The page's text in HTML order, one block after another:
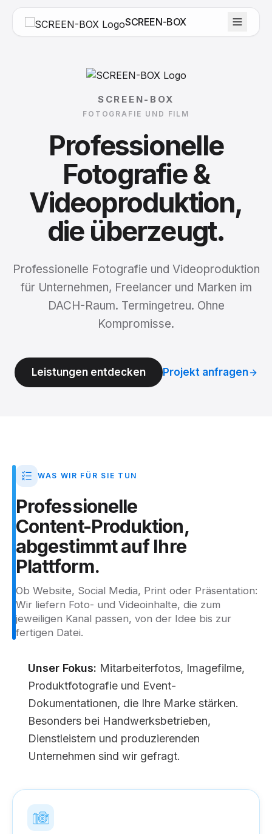
SCREEN-BOX
SCREEN-BOX
FOTOGRAFIE UND FILM
Professionelle
Fotografie &
Videoproduktion,
die überzeugt.
Professionelle Fotografie und Videoproduktion
für Unternehmen, Freelancer und Marken im
DACH-Raum. Termingetreu. Ohne
Kompromisse.
Leistungen entdecken Projekt anfragen
WAS WIR FÜR SIE TUN
Professionelle
Content-Produktion,
abgestimmtauf Ihre
Plattform.
Ob Website, Social Media, Print oder Präsentation:
Wir liefern Foto- und Videoinhalte, die zum
jeweiligen Kanal passen, von der Idee bis zur
fertigen Datei.
Unser Fokus: Mitarbeiterfotos, Imagefilme,
Produktfotografie und Event-
Dokumentationen, die Ihre Marke stärken.
Besonders bei Handwerksbetrieben,
Dienstleistern und produzierenden
Unternehmen sind wir gefragt.